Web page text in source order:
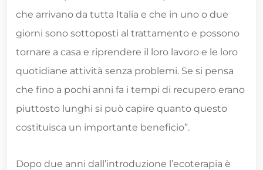
che arrivano da tutta Italia e che in uno o due
giorni sono sottoposti al trattamento e possono
tornare a casa e riprendere il loro lavoro e le loro
quotidiane attività senza problemi. Se si pensa
che fino a pochi anni fa i tempi di recupero erano
piuttosto lunghi si può capire quanto questo
costituisca un importante beneficio”.
Dopo due anni dall’introduzione l’ecoterapia è